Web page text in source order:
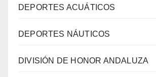
DEPORTES ACUÁTICOS
DEPORTES NÁUTICOS
DIVISIÓN DE HONOR ANDALUZA